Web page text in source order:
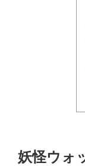
妖怪ウォ